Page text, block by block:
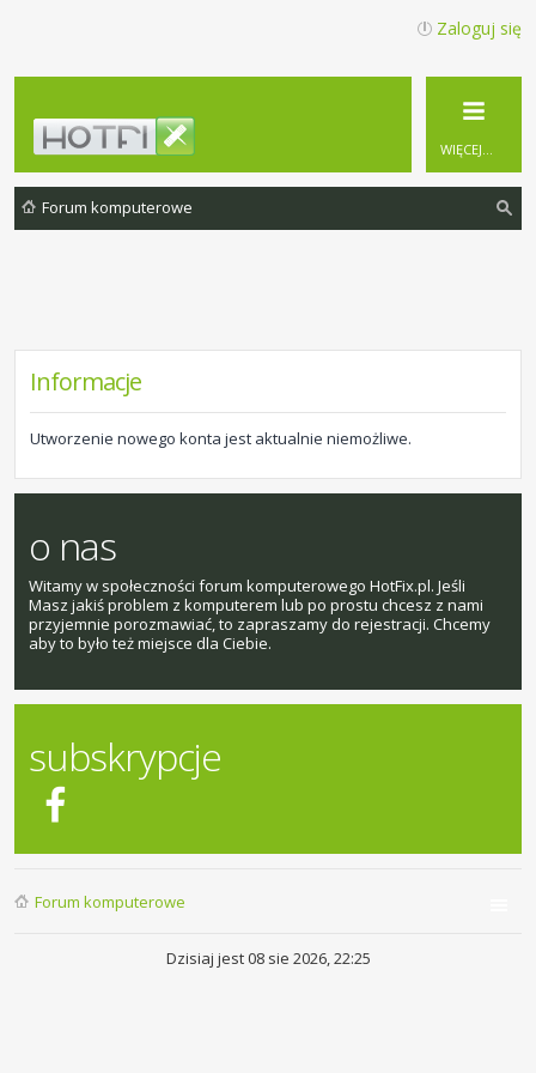
Zaloguj się
WIĘCEJ…
Forum komputerowe
Informacje
Utworzenie nowego konta jest aktualnie niemożliwe.
o nas
Witamy w społeczności forum komputerowego HotFix.pl. Jeśli
Masz jakiś problem z komputerem lub po prostu chcesz z nami
przyjemnie porozmawiać, to zapraszamy do rejestracji. Chcemy
aby to było też miejsce dla Ciebie.
subskrypcje
Forum komputerowe
Dzisiaj jest 08 sie 2026, 22:25